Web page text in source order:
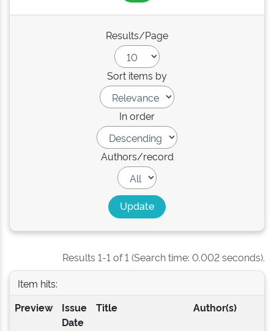
Results/Page
Sort items by
In order
Authors/record
Results 1-1 of 1 (Search time: 0.002 seconds).
Item hits:
Preview
Issue
Date
Title Author(s)